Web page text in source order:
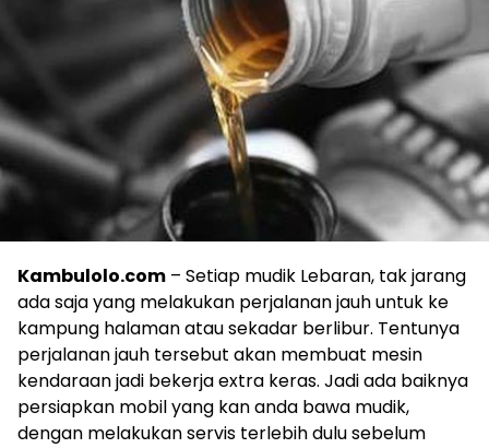
Kambulolo.com – Setiap mudik Lebaran, tak jarang
ada saja yang melakukan perjalanan jauh untuk ke
kampung halaman atau sekadar berlibur. Tentunya
perjalanan jauh tersebut akan membuat mesin
kendaraan jadi bekerja extra keras. Jadi ada baiknya
persiapkan mobil yang kan anda bawa mudik,
dengan melakukan servis terlebih dulu sebelum